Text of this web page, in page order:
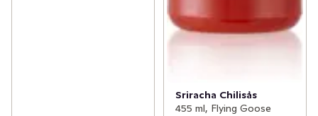
Sriracha Chilisås
455 ml, Flying Goose